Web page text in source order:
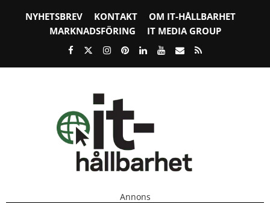
NYHETSBREV KONTAKT
OM IT-HÅLLBARHET
MARKNADSFÖRING
IT MEDIA GROUP
Annons